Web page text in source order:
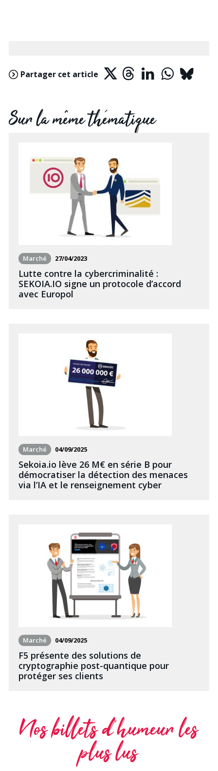
Partager cet article
Sur la même thématique
Marché 27/04/2023
Lutte contre la cybercriminalité :
SEKOIA.IO signe un protocole d’accord
avec Europol
Marché 04/09/2025
Sekoia.io lève 26 M€ en série B pour
démocratiser la détection des menaces
via l’IA et le renseignement cyber
Marché 04/09/2025
F5 présente des solutions de
cryptographie post-quantique pour
protéger ses clients
Nos billets d’humeur les
plus lus